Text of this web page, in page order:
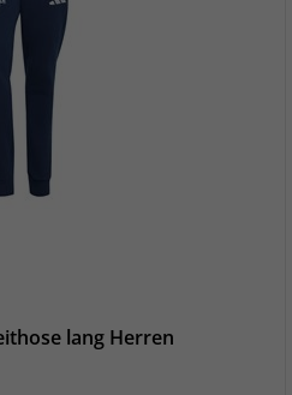
lang Herren